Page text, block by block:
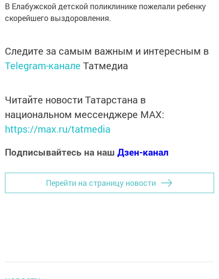
В Елабужской детской поликлинике пожелали ребенку
скорейшего выздоровления.
Следите за самым важным и интересным в
Telegram-канале Татмедиа
Читайте новости Татарстана в
национальном мессенджере MАХ:
https://max.ru/tatmedia
Подписывайтесь на наш Дзен-канал
Перейти на страницу новости